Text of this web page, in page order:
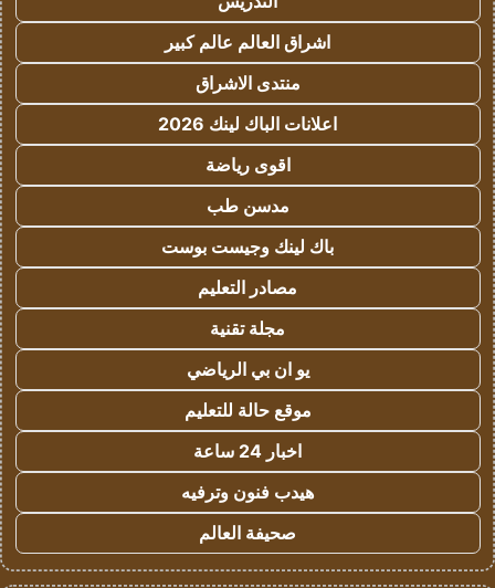
اشراق العالم عالم كبير
منتدى الاشراق
اعلانات الباك لينك 2026
اقوى رياضة
مدسن طب
باك لينك وجيست بوست
مصادر التعليم
مجلة تقنية
يو ان بي الرياضي
موقع حالة للتعليم
اخبار 24 ساعة
هيدب فنون وترفيه
صحيفة العالم